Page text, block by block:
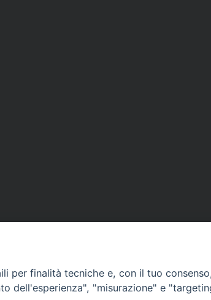
per finalità tecniche e, con il tuo
dell'esperienza", "misurazione" e